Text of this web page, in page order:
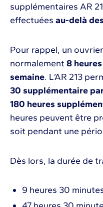
supplémentaires AR
effectuées au-delà
Pour rappel, un
normalement 8
semaine. L’AR 213
30 supplémentaire
180 heures
heures peuvent être
soit pendant une
Dès lors, la durée de
9 heures 30